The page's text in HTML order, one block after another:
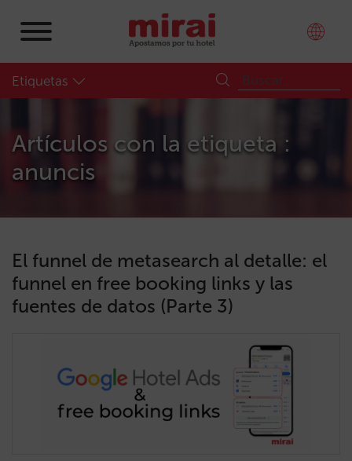
Etiquetas
Artículos con la etiqueta :
anuncis
El funnel de metasearch al detalle: el
funnel en free booking links y las
fuentes de datos (Parte 3)